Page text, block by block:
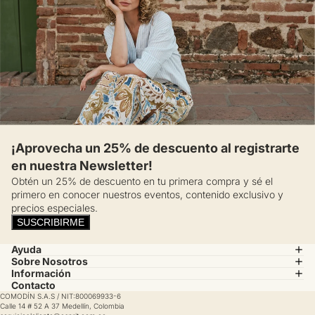
¡Aprovecha un 25% de descuento al registrarte
en nuestra Newsletter!
Obtén un 25% de descuento en tu primera compra y sé el
primero en conocer nuestros eventos, contenido exclusivo y
precios especiales.
SUSCRIBIRME
Ayuda
Sobre Nosotros
Información
Contacto
COMODÍN S.A.S / NIT:800069933-6
Calle 14 # 52 A 37 Medellín, Colombia